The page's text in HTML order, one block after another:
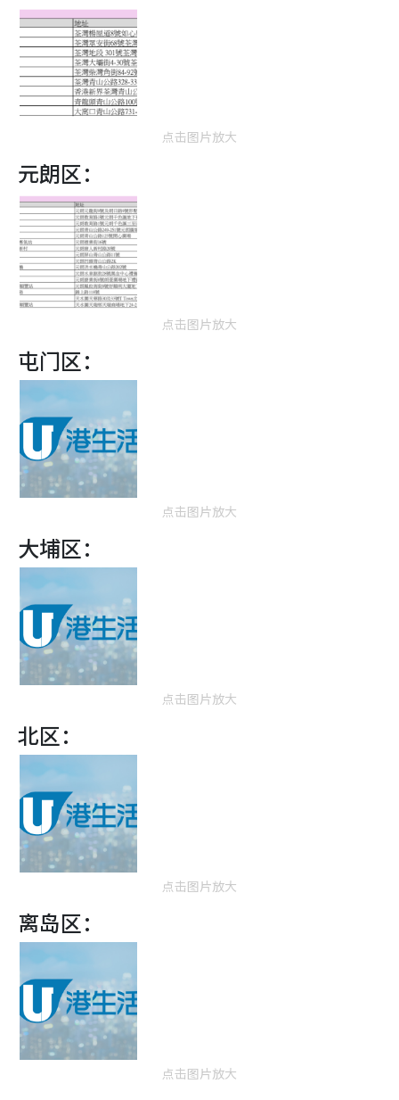
点击图片放大
元朗区：
点击图片放大
屯门区：
点击图片放大
大埔区：
点击图片放大
北区：
点击图片放大
离岛区：
点击图片放大